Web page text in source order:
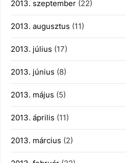
2013. szeptember (22)
2013. augusztus (11)
2013. július (17)
2013. június (8)
2013. május (5)
2013. április (11)
2013. március (2)